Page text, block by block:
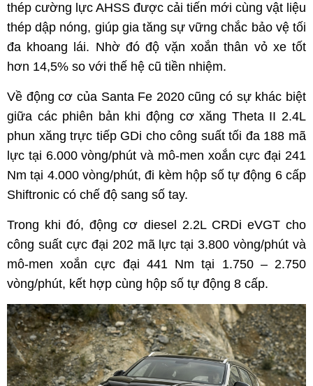
thép cường lực AHSS được cải tiến mới cùng vật liệu
thép dập nóng, giúp gia tăng sự vững chắc bảo vệ tối
đa khoang lái. Nhờ đó độ vặn xoắn thân vỏ xe tốt
hơn 14,5% so với thế hệ cũ tiền nhiệm.
Về động cơ của Santa Fe 2020 cũng có sự khác biệt
giữa các phiên bản khi động cơ xăng Theta II 2.4L
phun xăng trực tiếp GDi cho công suất tối đa 188 mã
lực tại 6.000 vòng/phút và mô-men xoắn cực đại 241
Nm tại 4.000 vòng/phút, đi kèm hộp số tự động 6 cấp
Shiftronic có chế độ sang số tay.
Trong khi đó, động cơ diesel 2.2L CRDi eVGT cho
công suất cực đại 202 mã lực tại 3.800 vòng/phút và
mô-men xoắn cực đại 441 Nm tại 1.750 – 2.750
vòng/phút, kết hợp cùng hộp số tự động 8 cấp.